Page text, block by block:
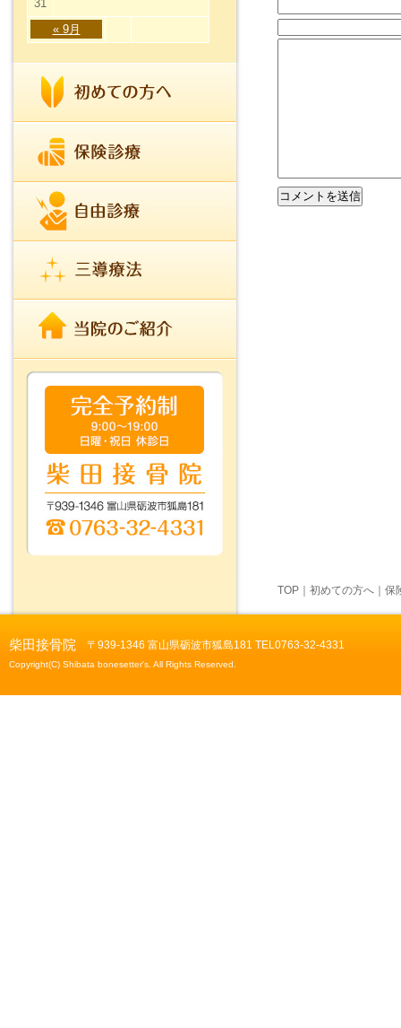
« 9月
31
TOP 初めての方へ 保
柴田接骨院 〒939-1346 富山県砺波市狐島181 TEL0763-32-4331
Copyright(C) Shibata bonesetter's. All Rights Reserved.